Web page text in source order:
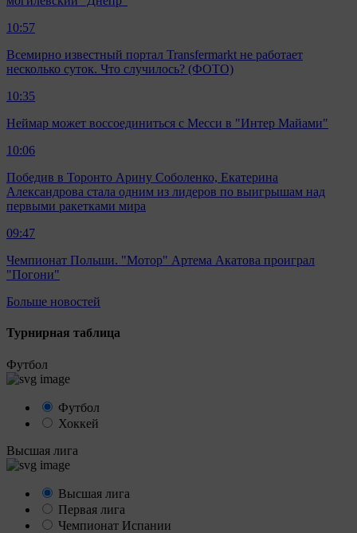
10:57
Всемирно известный портал Transfermarkt не работает
несколько суток. Что случилось? (ФОТО)
10:35
Неймар может воссоединиться с Месси в "Интер Майами"
10:06
Победив в Торонто Арину Соболенко, Екатерина
Александрова стала одним из лидеров по выигрышам над
первыми ракетками мира
09:47
Чемпионат Польши. "Мотор" Артема Акатова проиграл
"Погони"
Больше новостей
Турнирная таблица
Футбол
Футбол
Хоккей
Высшая лига
Высшая лига
Первая лига
Чемпионат Испании